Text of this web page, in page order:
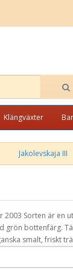
Klängväxter
Jakolevskaja III
2003 Sorten är
grön bottenfärg.
smalt, friskt